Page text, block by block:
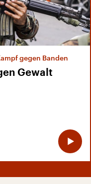
gegen Banden
Gewalt